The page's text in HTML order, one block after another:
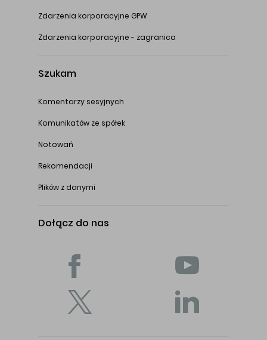
Zdarzenia korporacyjne GPW
Zdarzenia korporacyjne - zagranica
Szukam
Komentarzy sesyjnych
Komunikatów ze spółek
Notowań
Rekomendacji
Plików z danymi
Dołącz do nas